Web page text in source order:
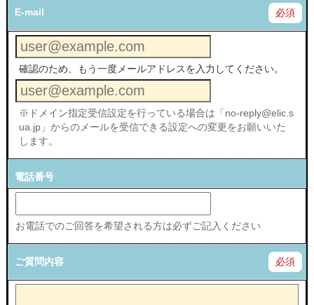
E-mail 必須
確認のため、もう一度メールアドレスを入力してください。
※ドメイン指定受信設定を行っている場合は「no-reply@elic.s
ua.jp」からのメールを受信できる設定への変更をお願いいた
します。
電話番号
お電話でのご回答を希望される方は必ずご記入ください
ご質問内容 必須